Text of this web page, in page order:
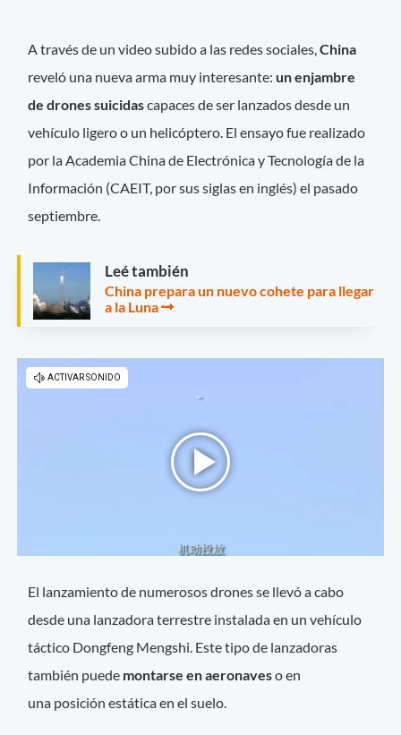
A través de un video subido a las redes sociales,China
reveló una nueva arma muy interesante: un enjambre
de drones suicidascapaces de ser lanzados desde un
vehículo ligero o un helicóptero. El ensayo fue realizado
por la Academia China de Electrónica y Tecnología de la
Información (CAEIT, por sus siglas en inglés) el pasado
septiembre.
Leé también
China prepara un nuevo cohete para llegar
a la Luna
El lanzamiento de numerosos drones se llevó a cabo
desde una lanzadora terrestre instalada en un vehículo
táctico Dongfeng Mengshi. Este tipo de lanzadoras
también puede montarse en aeronaveso en
una posición estática en el suelo.